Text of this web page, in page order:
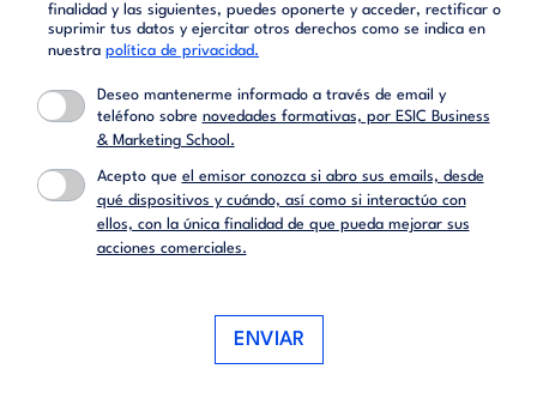
finalidad y las siguientes, puedes oponerte y acceder, rectificar o
suprimir tus datos y ejercitar otros derechos como se indica en
nuestra política de privacidad.
Deseo mantenerme informado a través de email y
teléfono sobre novedades formativas, por ESIC Business
& Marketing School.
Acepto que el emisor conozca si abro sus emails, desde
qué dispositivos y cuándo, así como si interactúo con
ellos, con la única finalidad de que pueda mejorar sus
acciones comerciales.
ENVIAR